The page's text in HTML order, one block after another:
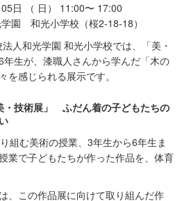
日 （ 日） 11:00〜 17:00
園 和光小学校（桜2-18-18）
人和光学園 和光小学校では、「美・
生が、漆職人さんから学んだ「木の
を感じられる展示です。
・技術展」 ふだん着の子どもたちの
組む美術の授業、3年生から6年生ま
業で子どもたちが作った作品を、体育
、この作品展に向けて取り組んだ作